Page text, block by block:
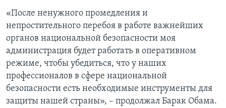
«После ненужного промедления и
непростительного перебоя в работе важнейших
органов национальной безопасности моя
администрация будет работать в оперативном
режиме, чтобы убедиться, что у наших
профессионалов в сфере национальной
безопасности есть необходимые инструменты для
защиты нашей страны», – продолжал Барак Обама.